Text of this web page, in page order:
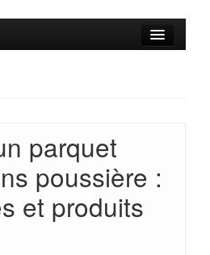
parquet
poussière :
et produits